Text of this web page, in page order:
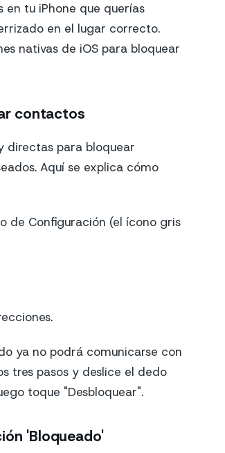
en tu iPhone que querías
en el lugar correcto.
nativas de iOS para bloquear
contactos
directas para bloquear
Aquí se explica cómo
de Configuración (el ícono gris
ya no podrá comunicarse con
tres pasos y deslice el dedo
toque "Desbloquear".
'Bloqueado'